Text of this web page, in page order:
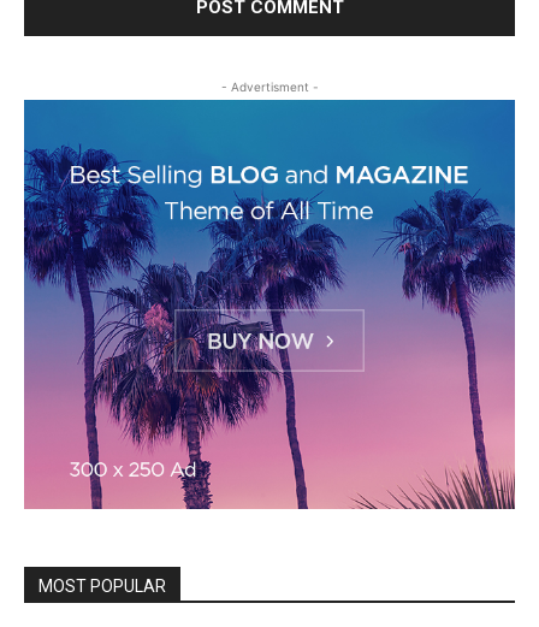
- Advertisment -
MOST POPULAR